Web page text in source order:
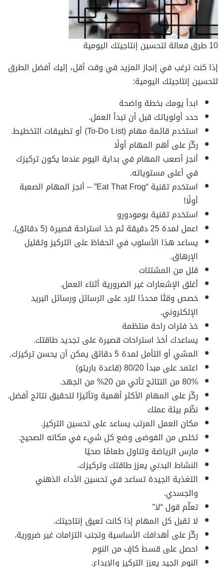
10 طرق فعالة لتحسين إنتاجيتك اليومية
إذا كنت ترغب في إنجاز المزيد في وقت أقل، إليك أفضل الطرق
لتحسين إنتاجيتك اليومية:
ابدأ يومك بخطة واضحة
حدد أولوياتك قبل أن تبدأ العمل.
استخدم قائمة مهام (To-Do List) أو تطبيقات التخطيط.
ركّز على أهم المهام أولًا
أنجز أصعب المهام في بداية اليوم عندما يكون تركيزك
في أعلى مستوياته.
استخدم تقنية “Eat That Frog” – أنجز المهام الصعبة
أولًا!
استخدم تقنية بومودورو
اعمل لمدة 25 دقيقة ثم خذ استراحة قصيرة (5 دقائق).
يساعد هذا الأسلوب في الحفاظ على التركيز وتقليل
الإرهاق.
قلل من المشتتات
أغلق الإشعارات غير الضرورية أثناء العمل.
خصص وقتًا محددًا للرد على الرسائل ورسائل البريد
الإلكتروني.
خذ فترات راحة منتظمة
يساعدك أخذ استراحات قصيرة على تجديد طاقتك.
المشي أو التأمل لمدة 5 دقائق يمكن أن يحسن تركيزك.
اعتمد على مبدأ 80/20 (قاعدة باريتو)
80% من النتائج تأتي من 20% من الجهد.
ركّز على المهام الأكثر أهمية وتأثيرًا لتحقيق نتائج أفضل.
نظّم بيئة عملك
مكان العمل المرتب يساعد على تحسين التركيز.
تخلص من الفوضى وضع كل شيء في مكانه الصحيح.
مارس الرياضة وتناول طعامًا صحيًا
النشاط البدني يعزز طاقتك وتركيزك.
التغذية الجيدة تساعد في تحسين الأداء الذهني
والجسدي.
تعلّم قول “لا”
لا تقبل كل المهام إذا كانت تعيق إنتاجيتك.
ركّز على أهدافك الأساسية وتجنب التزامات غير ضرورية.
احصل على قسط كافٍ من النوم
النوم الجيد يعزز التركيز والإبداع.